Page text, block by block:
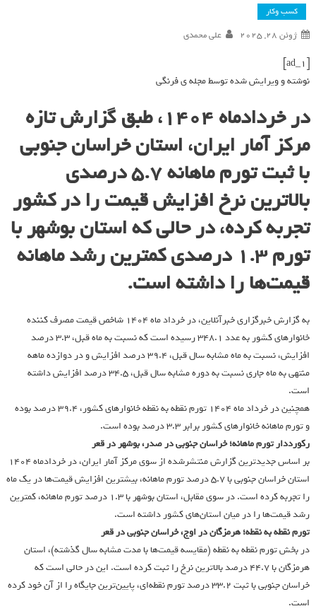
کسب وکار
ژوئن 28, 2025 علی محمدی
[ad_1]
نوشته و ویرایش شده توسط مجله ی فرنگی
در خردادماه ۱۴۰۴، طبق گزارش تازه
مرکز آمار ایران، استان خراسان جنوبی
با ثبت تورم ماهانه ۵.۷ درصدی
بالاترین نرخ افزایش قیمت را در کشور
تجربه کرده، در حالی که استان بوشهر با
تورم ۱.۳ درصدی کمترین رشد ماهانه
قیمت‌ها را داشته است.
به گزارش خبرگزاری خبرآنلاین، در خرداد ماه ۱۴۰۴ شاخص قیمت مصرف کننده
خانوارهای کشور به عدد ۳۴۸.۱ رسیده است که نسبت به ماه قبل، ۳.۳ درصد
افزایش، نسبت به ماه مشابه سال قبل، ۳۹.۴ درصد افزایش و در دوازده ماهه
منتهی به ماه جاری نسبت به دوره مشابه سال قبل، ۳۴.۵ درصد افزایش داشته
است.
همچنین در خرداد ماه ۱۴۰۴ تورم نقطه به نقطه خانوارهای کشور، ۳۹.۴ درصد بوده
و تورم ماهانه خانوارهای کشور برابر ۳.۳ درصد بوده است.
رکورددار تورم ماهانه؛ خراسان جنوبی در صدر، بوشهر در قعر
بر اساس جدیدترین گزارش منتشرشده از سوی مرکز آمار ایران، در خردادماه ۱۴۰۴
استان خراسان جنوبی با ۵.۷ درصد تورم ماهانه، بیشترین افزایش قیمت‌ها در یک ماه
را تجربه کرده است. در سوی مقابل، استان بوشهر با ۱.۳ درصد تورم ماهانه، کمترین
رشد قیمت‌ها را در میان استان‌های کشور داشته است.
تورم نقطه به نقطه؛ هرمزگان در اوج، خراسان جنوبی در قعر
در بخش تورم نقطه به نقطه (مقایسه قیمت‌ها با مدت مشابه سال گذشته)، استان
هرمزگان با ۴۴.۷ درصد بالاترین نرخ را ثبت کرده است. این در حالی است که
خراسان جنوبی با ثبت ۳۳.۲ درصد تورم نقطه‌ای، پایین‌ترین جایگاه را از آن خود کرده
است.